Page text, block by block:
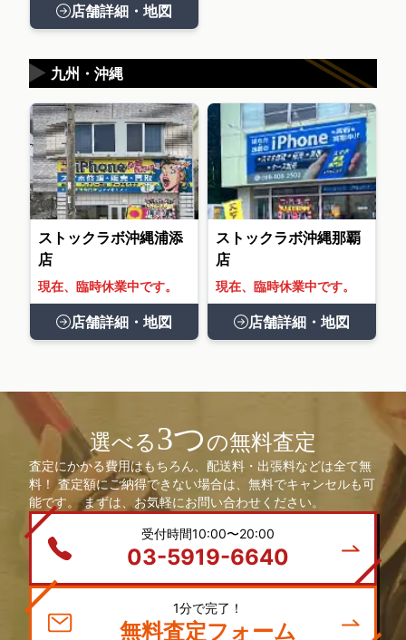
店舗詳細・地図
九州・沖縄
▶
ストックラボ沖縄浦添
店
現在、臨時休業中です。
店舗詳細・地図
ストックラボ沖縄那覇
店
現在、臨時休業中です。
店舗詳細・地図
選べる3つの無料査定
査定にかかる費用はもちろん、配送料・出張料などは全て無
料！ 査定額にご納得できない場合は、無料でキャンセルも可
能です。 まずは、お気軽にお問い合わせください。
受付時間10:00〜20:00
03-5919-6640
1分で完了！
無料査定フォーム